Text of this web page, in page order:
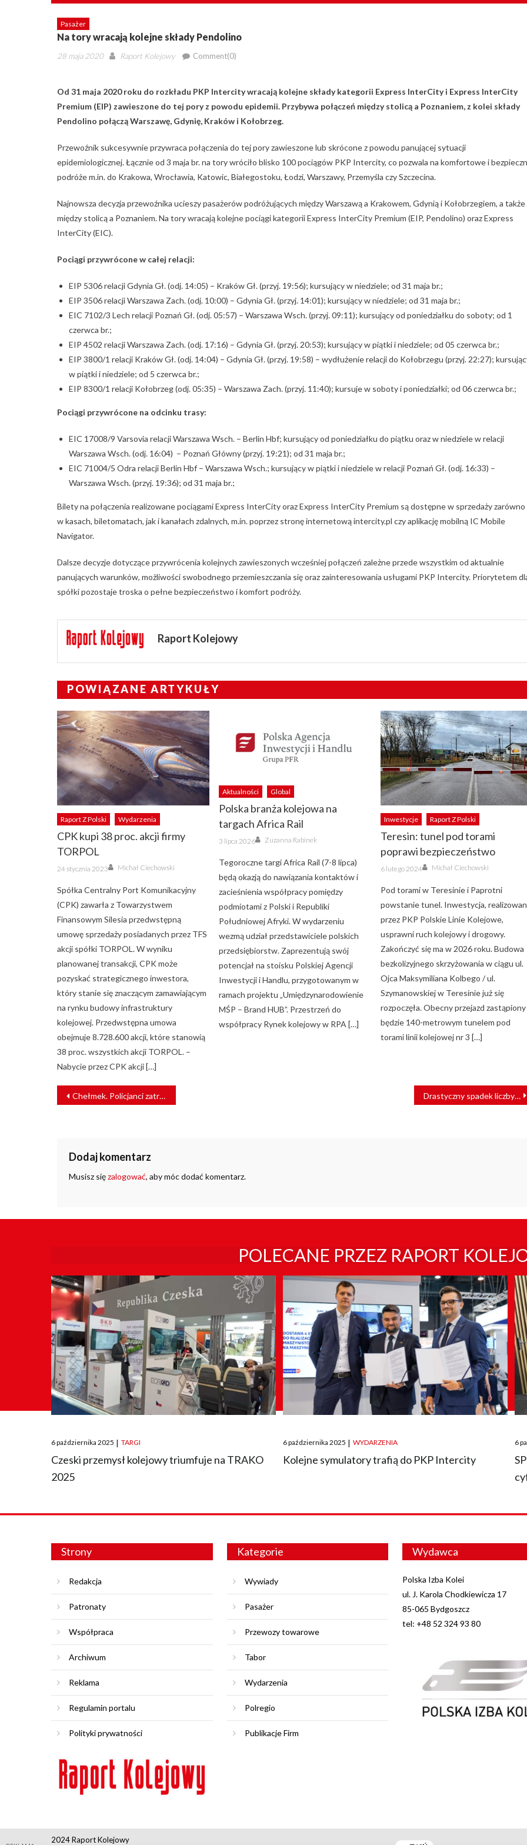
Pasażer
Na tory wracają kolejne składy Pendolino
Posted
28 maja 2020 Author
Raport Kolejowy Comment(0)
Od 31 maja 2020 roku do rozkładu PKP Intercity wracają kolejne składy kategorii Express InterCity i Express InterCity
Premium (EIP) zawieszone do tej pory z powodu epidemii. Przybywa połączeń między stolicą a Poznaniem, z kolei składy
Pendolino połączą Warszawę, Gdynię, Kraków i Kołobrzeg.
Przewoźnik sukcesywnie przywraca połączenia do tej pory zawieszone lub skrócone z powodu panującej sytuacji
epidemiologicznej. Łącznie od 3 maja br. na tory wróciło blisko 100 pociągów PKP Intercity, co pozwala na komfortowe i
podróże m.in. do Krakowa, Wrocławia, Katowic, Białegostoku, Łodzi, Warszawy, Przemyśla czy Szczecina.
Najnowsza decyzja przewoźnika ucieszy pasażerów podróżujących między Warszawą a Krakowem, Gdynią i Kołobrzegiem, a także
między stolicą a Poznaniem. Na tory wracają kolejne pociągi kategorii Express InterCity Premium (EIP, Pendolino) oraz Express
InterCity (EIC).
Pociągi przywrócone w całej relacji:
EIP 5306 relacji Gdynia Gł. (odj. 14:05) – Kraków Gł. (przyj. 19:56); kursujący w niedziele; od 31 maja br.;
EIP 3506 relacji Warszawa Zach. (odj. 10:00) – Gdynia Gł. (przyj. 14:01); kursujący w niedziele; od 31 maja br.;
EIC 7102/3 Lech relacji Poznań Gł. (odj. 05:57) – Warszawa Wsch. (przyj. 09:11); kursujący od poniedziałku do soboty; od 1
czerwca br.;
EIP 4502 relacji Warszawa Zach. (odj. 17:16) – Gdynia Gł. (przyj. 20:53); kursujący w piątki i niedziele; od 05 czerwca br.;
EIP 3800/1 relacji Kraków Gł. (odj. 14:04) – Gdynia Gł. (przyj. 19:58) – wydłużenie relacji do Kołobrzegu (przyj. 22:27);
w piątki i niedziele; od 5 czerwca br.;
EIP 8300/1 relacji Kołobrzeg (odj. 05:35) – Warszawa Zach. (przyj. 11:40); kursuje w soboty i poniedziałki; od 06 czerwca br.;
Pociągi przywrócone na odcinku trasy:
EIC 17008/9 Varsovia relacji Warszawa Wsch. – Berlin Hbf; kursujący od poniedziałku do piątku oraz w niedziele w relacji
Warszawa Wsch. (odj. 16:04) – Poznań Główny (przyj. 19:21); od 31 maja br.;
EIC 71004/5 Odra relacji Berlin Hbf – Warszawa Wsch.; kursujący w piątki i niedziele w relacji Poznań Gł. (odj. 16:33) –
Warszawa Wsch. (przyj. 19:36); od 31 maja br.;
Bilety na połączenia realizowane pociągami Express InterCity oraz Express InterCity Premium są dostępne w sprzedaży zarówno
w kasach, biletomatach, jak i kanałach zdalnych, m.in. poprzez stronę internetową intercity.pl czy aplikację mobilną IC Mobile
Navigator.
Dalsze decyzje dotyczące przywrócenia kolejnych zawieszonych wcześniej połączeń zależne przede wszystkim od aktualnie
panujących warunków, możliwości swobodnego przemieszczania się oraz zainteresowania usługami PKP Intercity. Priorytetem
spółki pozostaje troska o pełne bezpieczeństwo i komfort podróży.
Raport Kolejowy
POWIĄZANE ARTYKUŁY
Raport Z Polski Wydarzenia
CPK kupi 38 proc. akcji firmy
TORPOL
Posted
on
24 stycznia 2023 Author
Michał Ciechowski
Spółka Centralny Port Komunikacyjny
(CPK) zawarła z Towarzystwem
Finansowym Silesia przedwstępną
umowę sprzedaży posiadanych przez TFS
akcji spółki TORPOL. W wyniku
planowanej transakcji, CPK może
pozyskać strategicznego inwestora,
który stanie się znaczącym zamawiającym
na rynku budowy infrastruktury
kolejowej. Przedwstępna umowa
obejmuje 8.728.600 akcji, które stanowią
38 proc. wszystkich akcji TORPOL. –
Nabycie przez CPK akcji […]
Aktualności Global
Polska branża kolejowa na
targach Africa Rail
Posted
on
3 lipca 2026 Author
Zuzanna Rabinek
Tegoroczne targi Africa Rail (7-8 lipca)
będą okazją do nawiązania kontaktów i
zacieśnienia współpracy pomiędzy
podmiotami z Polski i Republiki
Południowej Afryki. W wydarzeniu
wezmą udział przedstawiciele polskich
przedsiębiorstw. Zaprezentują swój
potencjał na stoisku Polskiej Agencji
Inwestycji i Handlu, przygotowanym w
ramach projektu „Umiędzynarodowienie
MŚP – Brand HUB”. Przestrzeń do
współpracy Rynek kolejowy w RPA […]
Inwestycje Raport Z Polski
Teresin: tunel pod torami
poprawi bezpieczeństwo
Posted
on
6 lutego 2024 Author
Michał Ciechowski
Pod torami w Teresinie i Paprotni
powstanie tunel. Inwestycja,
przez PKP Polskie Linie Kolejowe,
usprawni ruch kolejowy i drogowy.
Zakończyć się ma w 2026 roku. Budowa
bezkolizyjnego skrzyżowania w ciągu ul.
Ojca Maksymiliana Kolbego / ul.
Szymanowskiej w Teresinie już się
rozpoczęła. Obecny przejazd zastąpiony
będzie 140-metrowym tunelem pod
torami linii kolejowej nr 3 […]
NAWIGACJA
WPISU
Chełmek. Policjanci zatrzymali złodziei infrastruktury kolejowej Drastyczny spadek liczby pasażerów w kwietniu. W przewozach towarowych nie jest lepiej
Dodaj komentarz
Musisz sięzalogować, aby móc dodać komentarz.
POLECANE PRZEZ RAPORT
Posted
on
6 października 2025 | TARGI
Czeski przemysł kolejowy triumfuje na TRAKO
2025
Posted
on
6 października 2025 | WYDARZENIA
Kolejne symulatory trafią do PKP Intercity
on
6
Strony
Redakcja
Patronaty
Współpraca
Archiwum
Reklama
Regulamin portalu
Polityki prywatności
Kategorie
Wywiady
Pasażer
Przewozy towarowe
Tabor
Wydarzenia
Polregio
Publikacje Firm
Wydawca
Polska Izba Kolei
ul. J. Karola Chodkiewicza 17
85-065 Bydgoszcz
tel: +48 52 324 93 80
2024 Raport Kolejowy